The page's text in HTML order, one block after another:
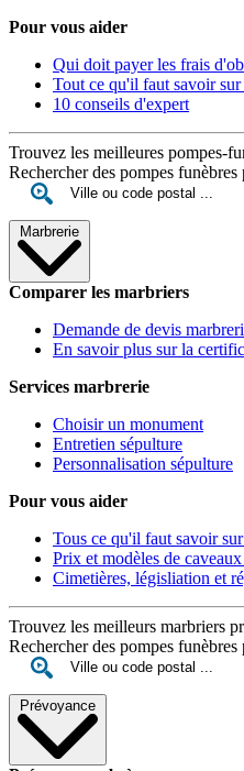
Pour vous aider
Qui doit payer les frais
Tout ce qu'il faut savoir sur
10 conseils d'expert
Trouvez les meilleures pompes-
Rechercher des pompes
Marbrerie
Comparer les marbriers
Demande de devis
En savoir plus sur la
Services marbrerie
Choisir un monument
Entretien sépulture
Personnalisation sépulture
Pour vous aider
Tous ce qu'il faut savoir
Prix et modèles de
Cimetières, législiation et
Trouvez les meilleurs marbriers
Rechercher des pompes
Prévoyance